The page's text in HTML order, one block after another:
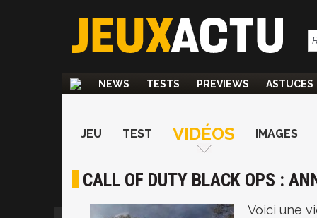
NEWS TESTS PREVIEWS ASTUCES
JEU TEST VIDÉOS IMAGES
CALL OF DUTY BLACK OPS :
Voici une